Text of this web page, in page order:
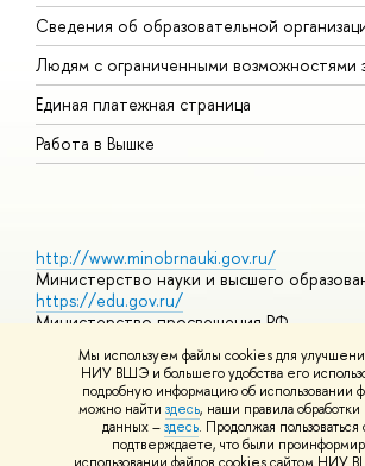
Мы используем файлы cookies для
НИУ ВШЭ и большего удобства его
подробную информацию об использовании
можно найти здесь, наши правила
данных –здесь. Продолжая
подтверждаете, что были
Сведения об образовательной
Людям с ограниченными возможностями
Единая платежная страница
Работа в Вышке
http://www.minobrnauki.gov.ru/
Министерство науки и высшего
https://edu.gov.ru/
Министерство просвещения РФ
https://elearning.hse.ru/mooc
Массовые открытые онлайн-курсы
© НИУ ВШЭ 1993–2026 Адреса и контакты
использования материалов Политика